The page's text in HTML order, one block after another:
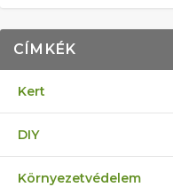
CÍMKÉK
Kert
DIY
Környezetvédelem